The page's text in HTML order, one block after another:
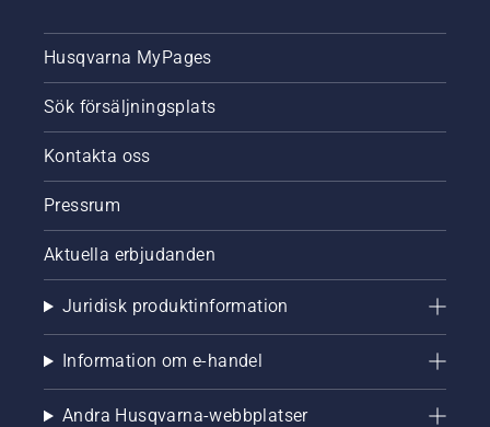
Husqvarna MyPages
Sök försäljningsplats
Kontakta oss
Pressrum
Aktuella erbjudanden
Juridisk produktinformation
Information om e-handel
Andra Husqvarna-webbplatser